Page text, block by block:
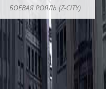
БОЕВАЯ РОЯЛЬ (Z-CITY)